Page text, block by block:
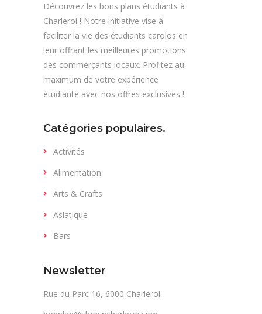
Découvrez les bons plans étudiants à
Charleroi ! Notre initiative vise à
faciliter la vie des étudiants carolos en
leur offrant les meilleures promotions
des commerçants locaux. Profitez au
maximum de votre expérience
étudiante avec nos offres exclusives !
Catégories populaires.
Activités
Alimentation
Arts & Crafts
Asiatique
Bars
Newsletter
Rue du Parc 16, 6000 Charleroi